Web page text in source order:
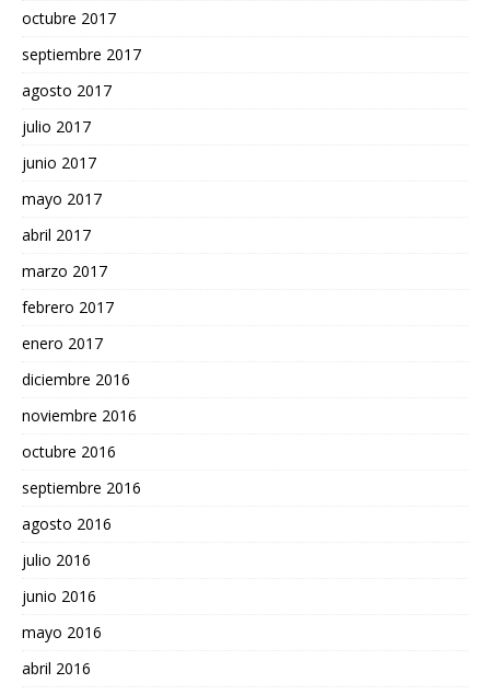
octubre 2017
septiembre 2017
agosto 2017
julio 2017
junio 2017
mayo 2017
abril 2017
marzo 2017
febrero 2017
enero 2017
diciembre 2016
noviembre 2016
octubre 2016
septiembre 2016
agosto 2016
julio 2016
junio 2016
mayo 2016
abril 2016